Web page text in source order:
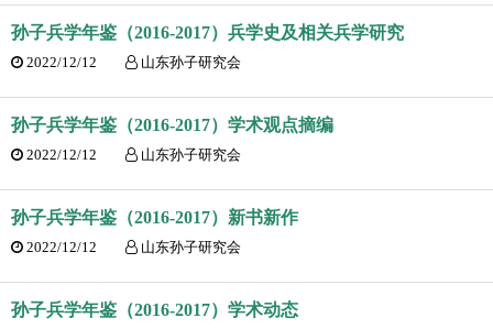
孙子兵学年鉴（2016-2017）兵学史及相关兵学研究
2022/12/12 山东孙子研究会
孙子兵学年鉴（2016-2017）学术观点摘编
2022/12/12 山东孙子研究会
孙子兵学年鉴（2016-2017）新书新作
2022/12/12 山东孙子研究会
孙子兵学年鉴（2016-2017）学术动态